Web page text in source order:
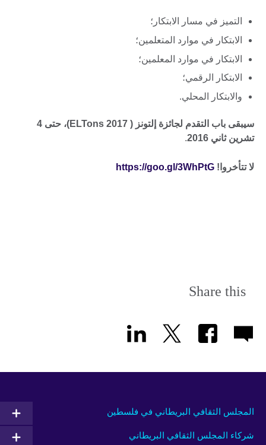
التميز في مسار الابتكار؛
الابتكار في موارد المتعلمين؛
الابتكار في موارد المعلمين؛
الابتكار الرقمي؛
والابتكار المحلي.
سيبقى باب التقدم لجائزة إلتونز ( 2017
ELTons)، حتى 4
تشرين ثاني 2016
.
لا تتأخروا! https://goo.gl/3WhPtG
Share this
المجلس الثقافي البريطاني في فلسطين
شركاء المجلس الثقافي البريطاني